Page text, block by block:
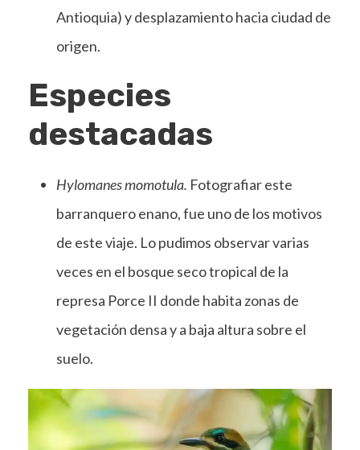
Antioquia) y desplazamiento hacia ciudad de
origen.
Especies
destacadas
Hylomanes momotula. Fotografiar este
barranquero enano, fue uno de los motivos
de este viaje. Lo pudimos observar varias
veces en el bosque seco tropical de la
represa Porce II donde habita zonas de
vegetación densa y a baja altura sobre el
suelo.